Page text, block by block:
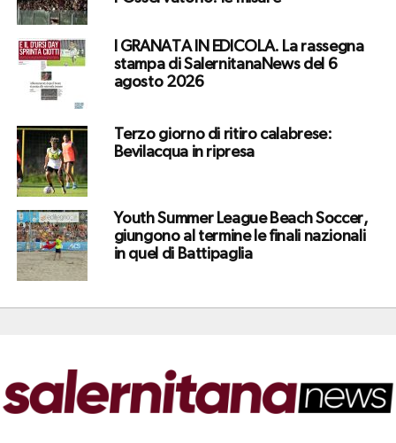
I GRANATA IN EDICOLA. La rassegna
stampa di SalernitanaNews del 6
agosto 2026
Terzo giorno di ritiro calabrese:
Bevilacqua in ripresa
Youth Summer League Beach Soccer,
giungono al termine le finali nazionali
in quel di Battipaglia